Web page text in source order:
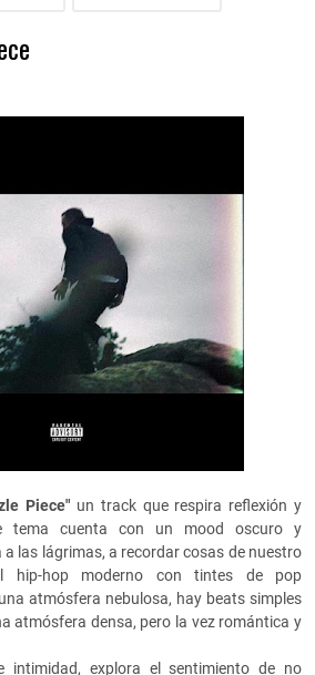
Piece" un track que respira reflexión y
tema cuenta con un mood oscuro y
las lágrimas, a recordar cosas de nuestro
hip-hop moderno con tintes de pop
atmósfera nebulosa, hay beats simples
atmósfera densa, pero la vez romántica y
intimidad, explora el sentimiento de no